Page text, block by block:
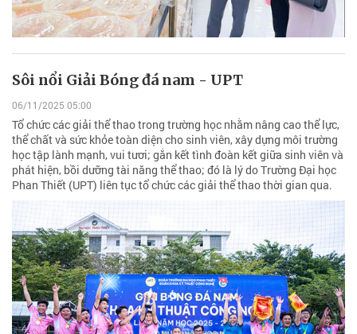
Sôi nổi Giải Bóng đá nam - UPT
06/11/2025 05:00
Tổ chức các giải thể thao trong trường học nhằm nâng cao thể lực,
thể chất và sức khỏe toàn diện cho sinh viên, xây dựng môi trường
học tập lành mạnh, vui tươi; gắn kết tình đoàn kết giữa sinh viên và
phát hiện, bồi dưỡng tài năng thể thao; đó là lý do Trường Đại học
Phan Thiết (UPT) liên tục tổ chức các giải thể thao thời gian qua.